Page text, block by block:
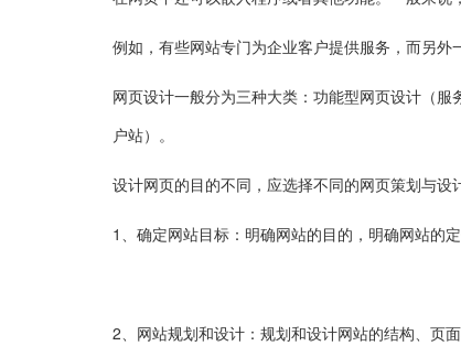
例如，有些网站专门为企业客户提供服务，而另外
网页设计一般分为三种大类：功能型网页设计（
户站）。
设计网页的目的不同，应选择不同的网页策划与设
1、确定网站目标：明确网站的目的，明确网站的
2、网站规划和设计：规划和设计网站的结构、页